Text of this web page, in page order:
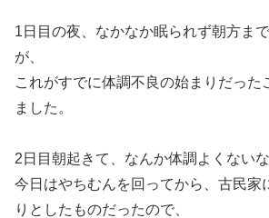
1日目の夜、なかなか眠られず朝方ま
が、
これがすでに体調不良の始まりだった
ました。
2日目朝起きて、なんか体調よくない
今日はやちむんを回ってから、古民家
りとしたものだったので、